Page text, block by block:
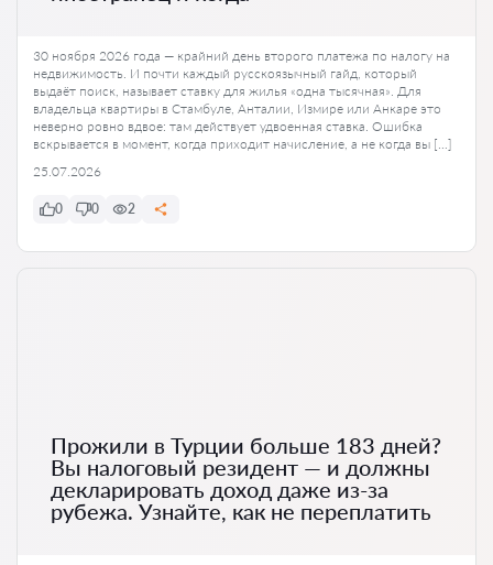
30 ноября 2026 года — крайний день второго платежа по налогу на
недвижимость. И почти каждый русскоязычный гайд, который
выдаёт поиск, называет ставку для жилья «одна тысячная». Для
владельца квартиры в Стамбуле, Анталии, Измире или Анкаре это
неверно ровно вдвое: там действует удвоенная ставка. Ошибка
вскрывается в момент, когда приходит начисление, а не когда вы […]
25.07.2026
0 0 2
Прожили в Турции больше 183 дней?
Вы налоговый резидент — и должны
декларировать доход даже из-за
рубежа. Узнайте, как не переплатить